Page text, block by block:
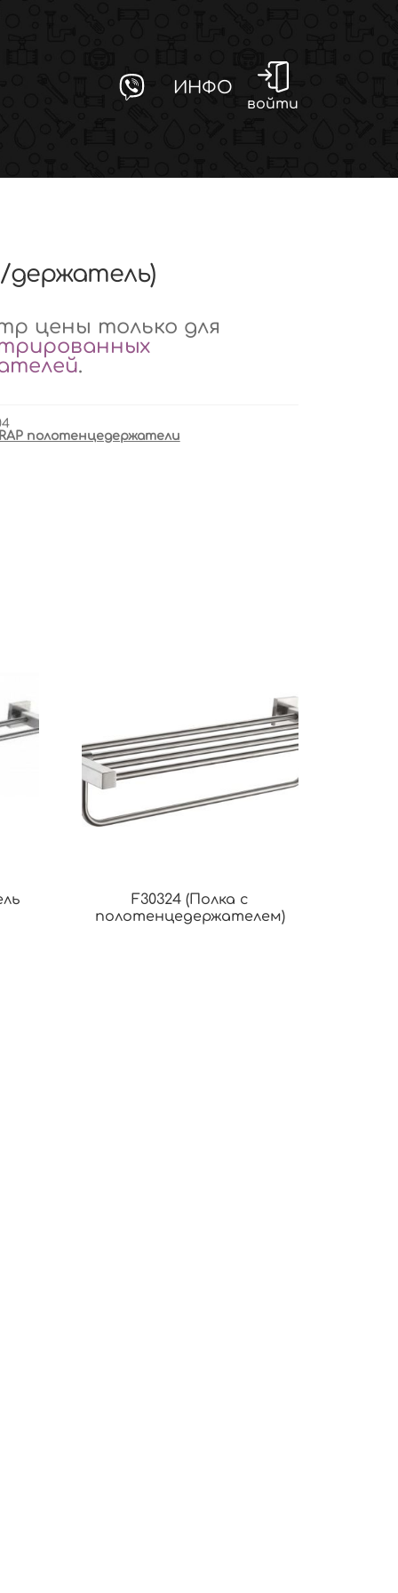
ИНФО
войти
держатель)
цены только для
.
полотенцедержатели
F30324 (Полка с
полотенцедержателем)